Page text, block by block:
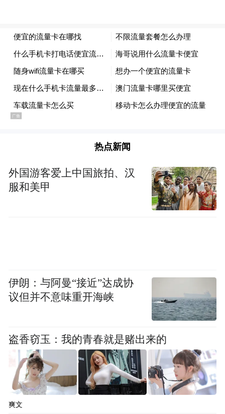
鸣与沉浸体验。
“大观园是《红楼梦》的经典场景，而《红楼
梦》是我们中国史书级的文化瑰宝。”李响表
示，这种文化象征意义上的契合，为活动奠
定了深厚的权威性基础。
作为《红楼梦》的经典场景，大观园自带“文
化瑰宝”的流量属性，能降低传播成本；其园
林建筑与非遗技艺的物理空间天然契合，形
成“移步易景”的沉浸式体验。更关键的是，
是文化传承的必然。”
从被动观看，到主动参与
激发年轻人的参与感，是实现非遗活态传承
的关键。李响构建了一个多层次参与体系。
热点新闻
外国游客爱上中国旅拍、汉
服和美甲
伊朗：与阿曼“接近”达成协
议但并不意味重开海峡
盗香窃玉：我的青春就是赌出来的
爽文